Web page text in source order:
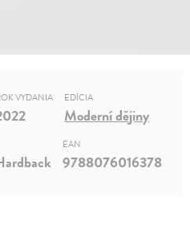
VYDANIA EDÍCIA
Moderní dějiny
EAN
9788076016378